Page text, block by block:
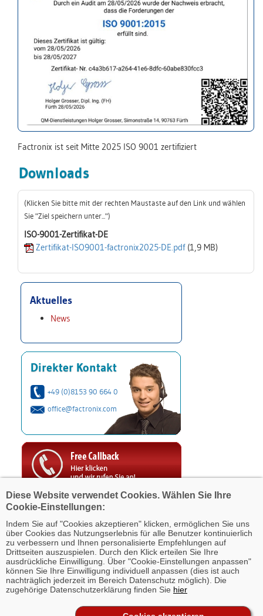
Diese Website verwendet Cookies. Wählen Sie Ihre
Cookie-Einstellungen:
Indem Sie auf "Cookies akzeptieren" klicken, ermöglichen Sie uns
über Cookies das Nutzungserlebnis für alle Benutzer kontinuierlich
zu verbessern und Ihnen personalisierte Empfehlungen auf
Drittseiten auszuspielen. Durch den Klick erteilen Sie Ihre
ausdrückliche Einwilligung. Über "Cookie-Einstellungen anpassen"
können Sie Ihre Einwilligung individuell anpassen (dies ist auch
nachträglich jederzeit im Bereich Datenschutz möglich). Die
zugehörige Datenschutzerklärung finden Sie hier
Factronix ist seit Mitte 2025 ISO 9001 zertifiziert
Downloads
(Klicken Sie bitte mit der rechten Maustaste auf den Link und wählen
Sie "Ziel speichern unter...")
ISO-9001-Zertifikat-DE
Zertifikat-ISO9001-factronix2025-DE.pdf(1,9 MB)
Aktuelles
News
Direkter Kontakt
+49 (0)8153 90 664 0
office@factronix.com
Zurück